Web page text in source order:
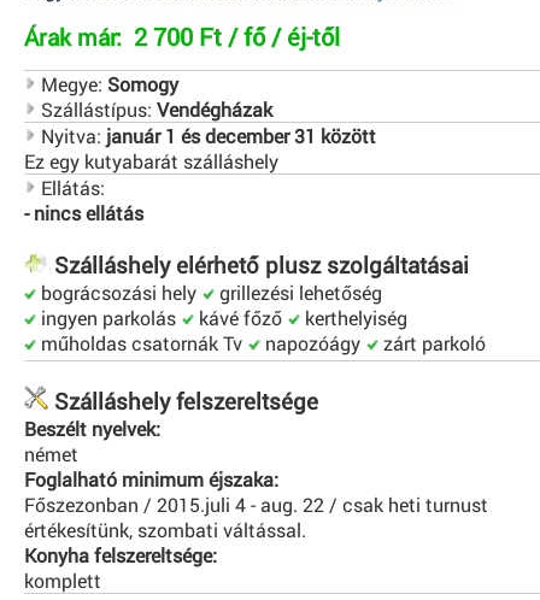
Árak már: 2 700 Ft / fő / éj-től
Megye: Somogy
Szállástípus: Vendégházak
Nyitva: január 1 és december 31 között
Ez egy kutyabarát szálláshely
Ellátás:
- nincs ellátás
Szálláshely elérhető plusz szolgáltatásai
bográcsozási hely
grillezési lehetőség
ingyen parkolás
kávé főző
kerthelyiség
műholdas csatornák Tv
napozóágy zárt parkoló
Szálláshely felszereltsége
Beszélt nyelvek:
német
Foglalható minimum éjszaka:
Főszezonban / 2015.juli 4 - aug. 22 / csak heti turnust
értékesítünk, szombati váltással.
Konyha felszereltsége:
komplett